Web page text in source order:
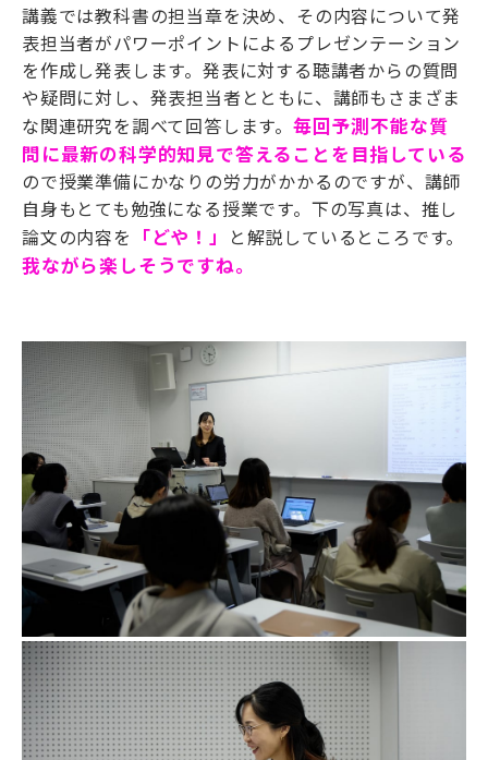
講義では教科書の担当章を決め、その内容について発
表担当者がパワーポイントによるプレゼンテーション
を作成し発表します。 発表に対する聴講者からの質問
や疑問に対し、発表担当者とともに、講師もさまざま
な関連研究を調べて回答します。毎回予測不能な質
問に最新の科学的知見で答えることを目指している
ので授業準備にかなりの労力がかかるのですが、講師
自身もとても勉強になる授業です。下の写真は、推し
論文の内容を 「どや！」
と解説しているところです。
我ながら楽しそうですね。